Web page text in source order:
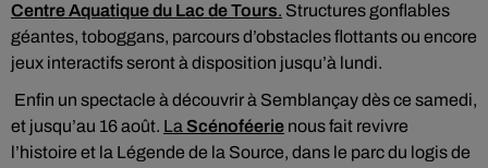
Centre Aquatique du Lac de Tours. Structures gonflables
géantes, toboggans, parcours d’obstacles flottants ou encore
jeux interactifs seront à disposition jusqu’à lundi.
Enfin un spectacle à découvrir à Semblançay dès ce samedi,
et jusqu’au 16 août. La Scénoféerie nous fait revivre
l’histoire et la Légende de la Source, dans le parc du logis de